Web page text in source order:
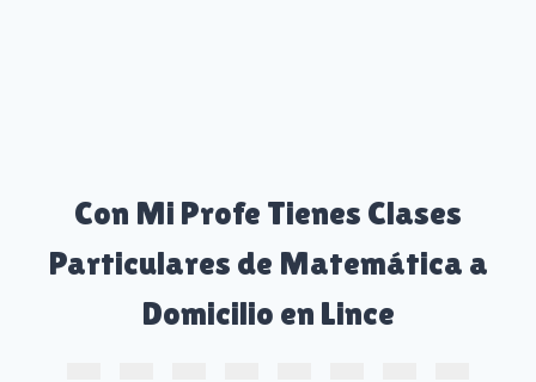
Con Mi Profe Tienes Clases
Particulares de Matemática a
Domicilio en Lince